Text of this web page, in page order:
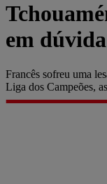
em
Francês sofreu uma
Liga dos Campeões,